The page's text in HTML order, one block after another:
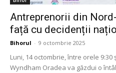
Antreprenorii din
față cu decidenții
Bihorul - 9 octombrie 2025
Luni, 14 octombrie, între orele 9:30
Wyndham Oradea va găzdui o